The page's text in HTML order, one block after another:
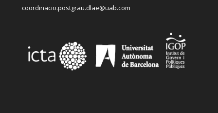
coordinacio.postgrau.dlae@uab.com